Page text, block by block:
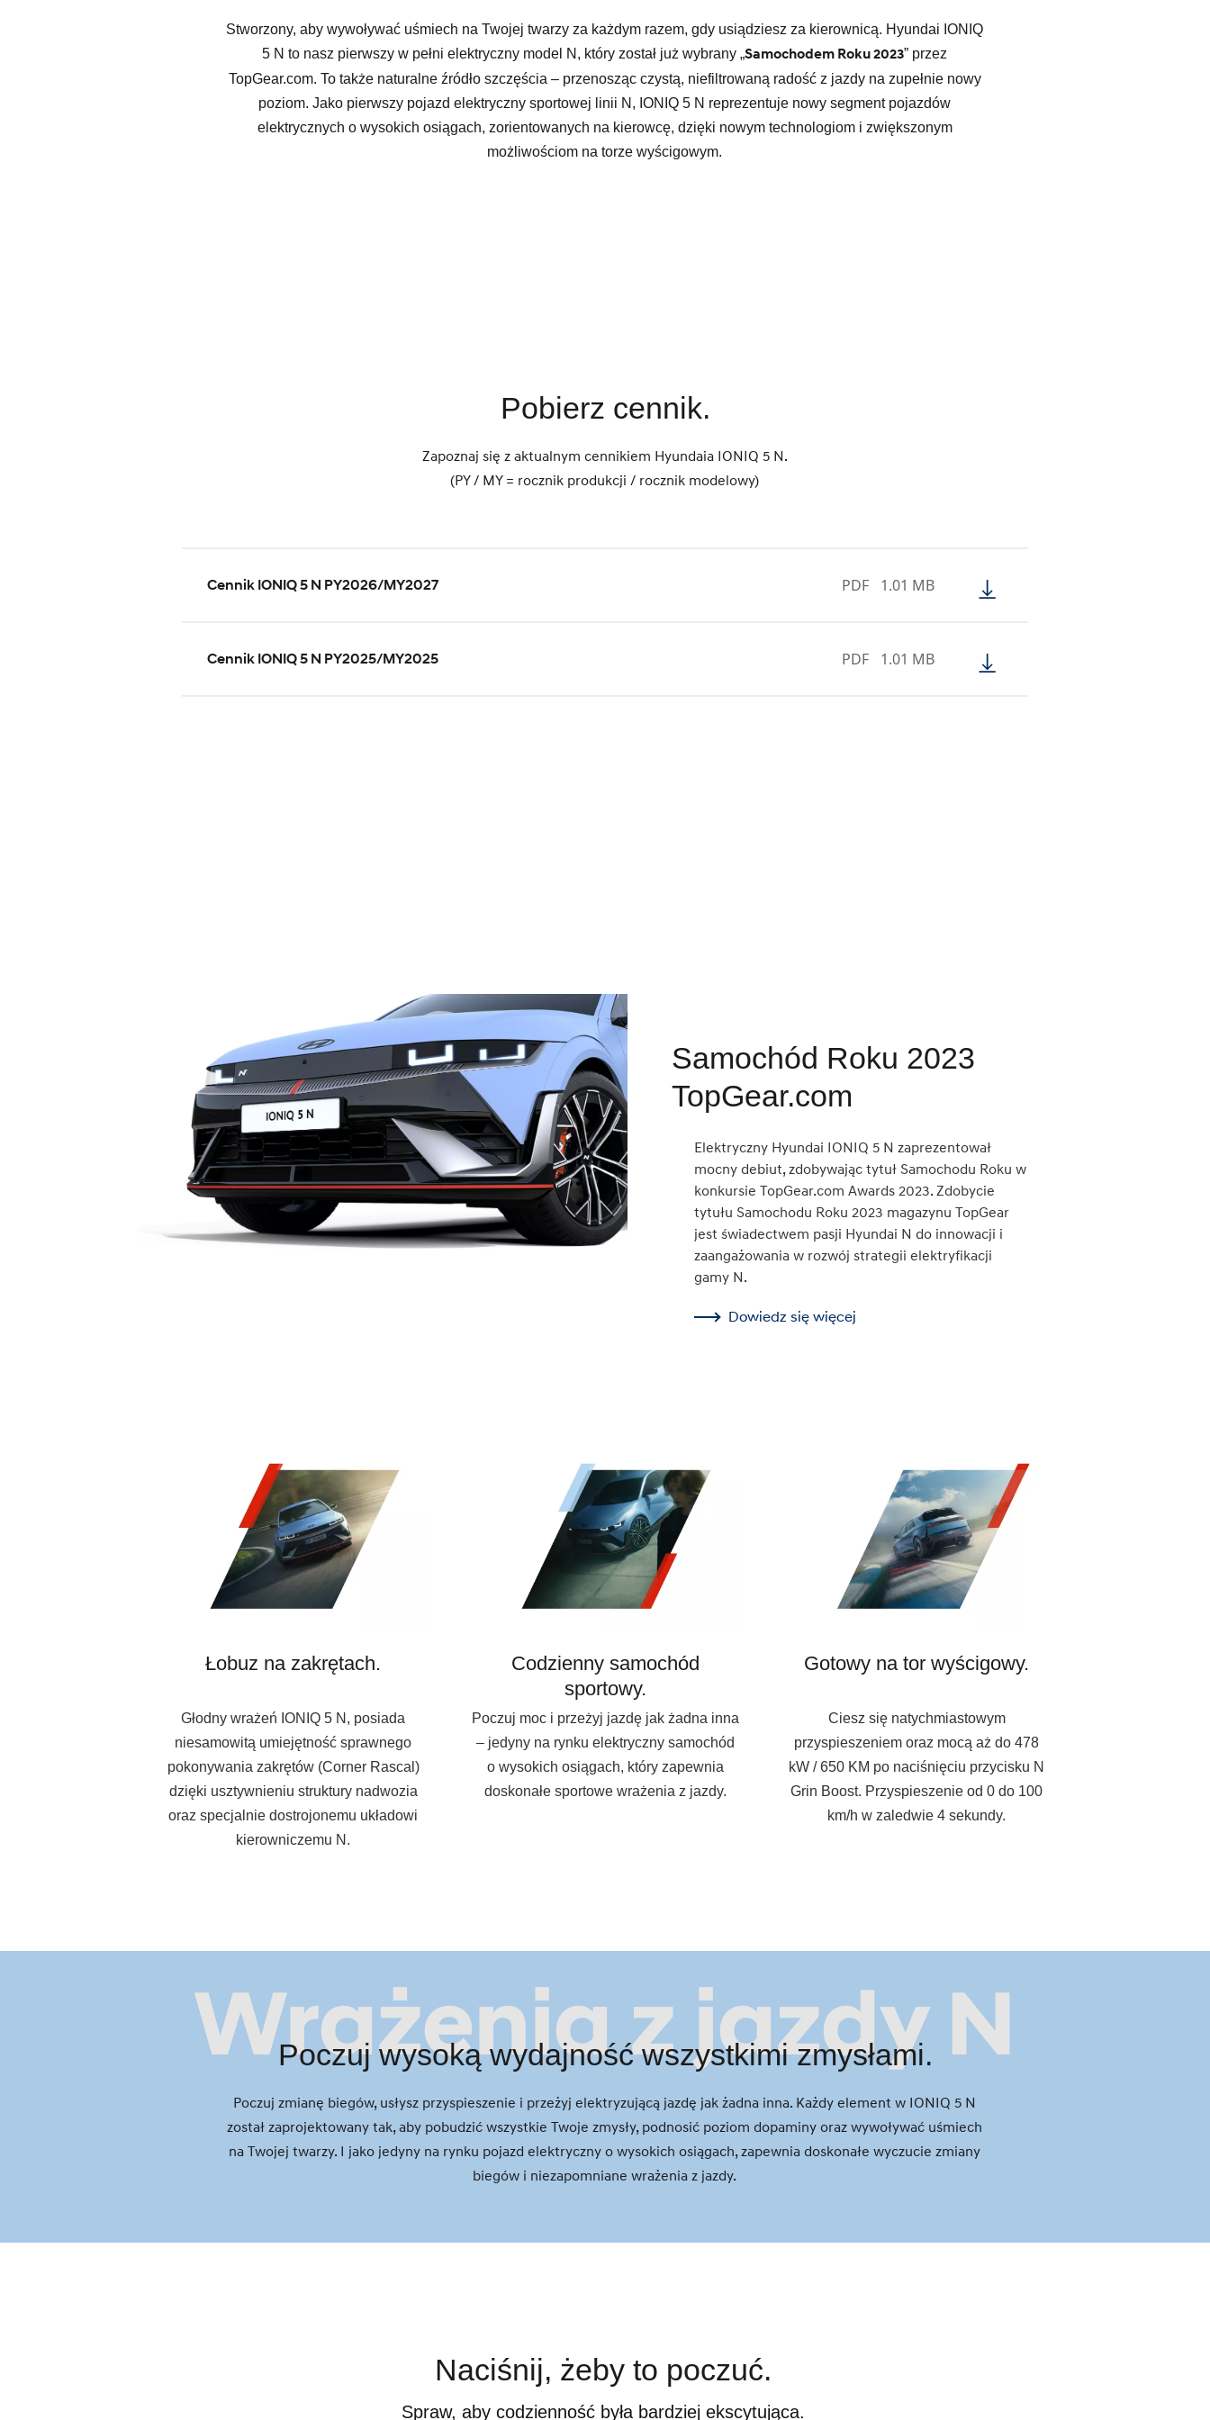
Stworzony, aby wywoływać uśmiech na Twojej twarzy za każdym razem, gdy usiądziesz za kierownicą. Hyundai IONIQ
5 N to nasz pierwszy w pełni elektryczny model N, który został już wybrany „Samochodem Roku 2023” przez
TopGear.com. To także naturalne źródło szczęścia – przenosząc czystą, niefiltrowaną radość z jazdy na zupełnie nowy
poziom. Jako pierwszy pojazd elektryczny sportowej linii N, IONIQ 5 N reprezentuje nowy segment pojazdów
elektrycznych o wysokich osiągach, zorientowanych na kierowcę, dzięki nowym technologiom i zwiększonym
możliwościom na torze wyścigowym.
Pobierz cennik.
Zapoznaj się z aktualnym cennikiem Hyundaia IONIQ 5 N.
(PY / MY = rocznik produkcji / rocznik modelowy)
Cennik IONIQ 5 N PY2026/MY2027 PDF 1.01 MB
Cennik IONIQ 5 N PY2025/MY2025 PDF 1.01 MB
Samochód Roku 2023
TopGear.com
Elektryczny Hyundai IONIQ 5 N zaprezentował
mocny debiut, zdobywając tytuł Samochodu Roku w
konkursie TopGear.com Awards 2023. Zdobycie
tytułu Samochodu Roku 2023 magazynu TopGear
jest świadectwem pasji Hyundai N do innowacji i
zaangażowania w rozwój strategii elektryfikacji
gamy N.
Dowiedz się więcej
Łobuz na zakrętach.
Głodny wrażeń IONIQ 5 N, posiada
niesamowitą umiejętność sprawnego
pokonywania zakrętów (Corner Rascal)
dzięki usztywnieniu struktury nadwozia
oraz specjalnie dostrojonemu układowi
kierowniczemu N.
Codzienny samochód
sportowy.
Poczuj moc i przeżyj jazdę jak żadna inna
– jedyny na rynku elektryczny samochód
o wysokich osiągach, który zapewnia
doskonałe sportowe wrażenia z jazdy.
Gotowy na tor wyścigowy.
Ciesz się natychmiastowym
przyspieszeniem oraz mocą aż do 478
kW / 650 KM po naciśnięciu przycisku N
Grin Boost. Przyspieszenie od 0 do 100
km/h w zaledwie 4 sekundy.
Wrażenia z jazdy N
Poczuj wysoką wydajność wszystkimi zmysłami.
Poczuj zmianę biegów, usłysz przyspieszenie i przeżyj elektryzującą jazdę jak żadna inna. Każdy element w IONIQ 5 N
został zaprojektowany tak, aby pobudzić wszystkie Twoje zmysły, podnosić poziom dopaminy oraz wywoływać uśmiech
na Twojej twarzy. I jako jedyny na rynku pojazd elektryczny o wysokich osiągach, zapewnia doskonałe wyczucie zmiany
biegów i niezapomniane wrażenia z jazdy.
Naciśnij, żeby to poczuć.
Spraw, aby codzienność była bardziej ekscytująca.